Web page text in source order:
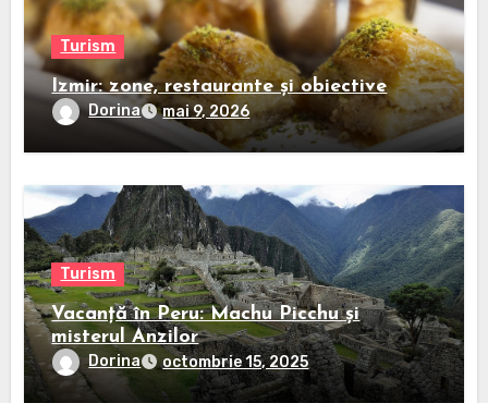
Turism
Izmir: zone, restaurante și obiective
Dorina mai 9, 2026
Turism
Vacanță în Peru: Machu Picchu și
misterul Anzilor
Dorina octombrie 15, 2025